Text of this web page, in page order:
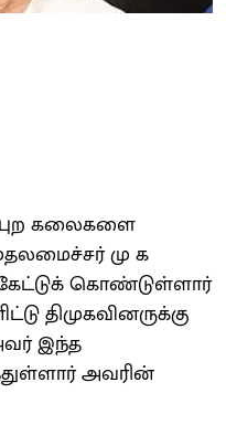
கலைகளை
மு க
கொண்டுள்ளார்
திமுகவினருக்கு
இந்த
அவரின்